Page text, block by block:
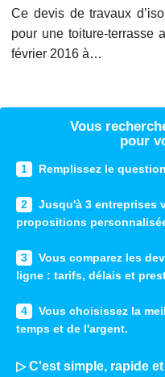
Ce devis de travaux
pour une toiture-terrasse
février 2016 à…
Vous
pour
1 Remplissez le
2
Jusqu'à 3 entreprises
propositions
3
Vous comparez les
ligne : tarifs, délais et
4
Vous choisissez la
temps et de l'argent.
▷ C'est simple, rapide